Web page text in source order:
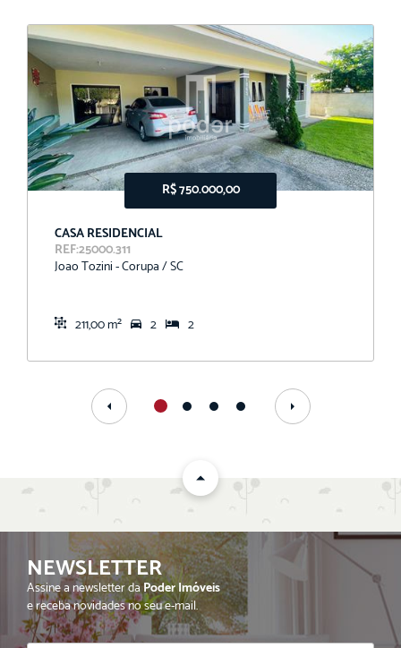
R$ 750.000,00
CASA RESIDENCIAL
REF:25000.311
Joao Tozini - Corupa / SC
211,00 m² 2 2
NEWSLETTER
Assine a newsletter daPoder Imóveis
e receba novidades no seu e-mail.